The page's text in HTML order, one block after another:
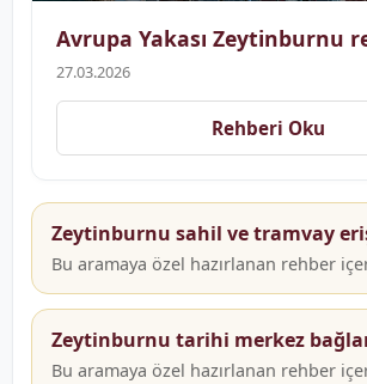
Avrupa Yakası Zeytinburnu
27.03.2026
Rehberi Oku
Zeytinburnu sahil ve tramvay
Bu aramaya özel hazırlanan rehber
Zeytinburnu tarihi merkez
Bu aramaya özel hazırlanan rehber